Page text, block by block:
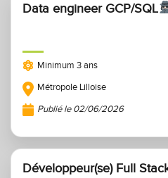
Data engineer GCP/SQL
Minimum 3 ans
Métropole Lilloise
Publié le 02/06/2026
Développeur(se) Full